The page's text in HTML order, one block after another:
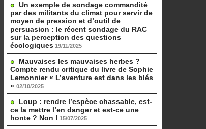
Un exemple de sondage commandité
par des militants du climat pour servir de
moyen de pression et d’outil de
persuasion : le récent sondage du RAC
sur la perception des questions
écologiques 19/11/2025
Mauvaises les mauvaises herbes ?
Compte rendu critique du livre de Sophie
Lemonnier « L’aventure est dans les blés
» 02/10/2025
Loup : rendre l’espèce chassable, est-
ce la mettre l’en danger et est-ce une
honte ? Non ! 15/07/2025